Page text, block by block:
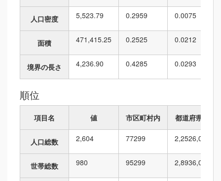
人口密度 5,523.79 0.2959 0.0075
面積 471,415.25 0.2525 0.0212
境界の長さ 4,236.90 0.4285 0.0293
順位
項目名 値 市区町村内 都道府県内
人口総数 2,604 77299 2,2526,010
世帯総数 980 95299 2,8936,010